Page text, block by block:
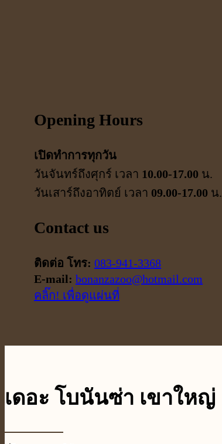
Opening Hours
เปิดทำการทุกวัน
วันจันทร์ถึงศุกร์ เวลา 10.00-17.00 น.
วันเสาร์ถึงอาทิตย์ เวลา 09.00-17.00 น.
Contact us
ติดต่อ โทร: 083-941-3368
E-mail: bonanzazoo@hotmail.com
คลิ๊ก! เพื่อดูแผ่นที่
เดอะ โบนันซ่า เขาใหญ่